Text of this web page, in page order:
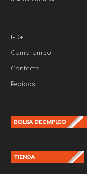
I+D+i
Compromiso
Contacto
Pedidos